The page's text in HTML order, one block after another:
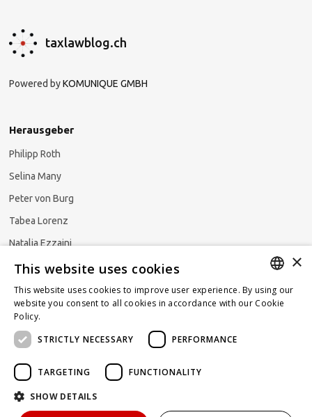
taxlawblog.ch
Powered byKOMUNIQUE GMBH
Herausgeber
Philipp Roth
Selina Many
Peter von Burg
Tabea Lorenz
Natalja Ezzaini
Newsletter abonnieren
Powered byKOMUNIQUE hello@taxlawblog.ch
GERMAN
×
This website uses cookies
This website uses cookies to improve user experience. By using our
website you consent to all cookies in accordance with our Cookie
Policy.
STRICTLY NECESSARY
PERFORMANCE
TARGETING FUNCTIONALITY
SHOW DETAILS